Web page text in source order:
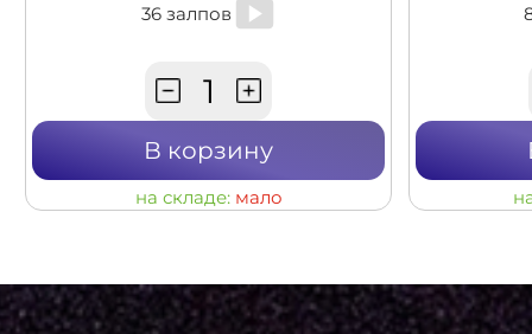
36 залпов
В корзину
на складе: мало